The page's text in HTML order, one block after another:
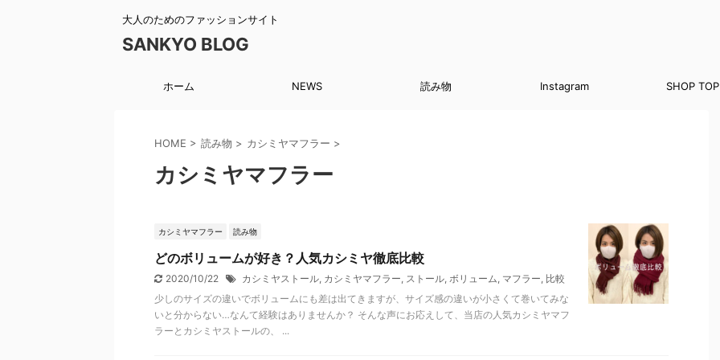
大人のためのファッションサイト
SANKYO BLOG
ホーム NEWS 読み物 Instagram SHOP TOP
HOME > 読み物 > カシミヤマフラー >
カシミヤマフラー
カシミヤマフラー 読み物
どのボリュームが好き？人気カシミヤ徹底比較
2020/10/22 カシミヤストール, カシミヤマフラー, ストール, ボリューム, マフラー, 比較
少しのサイズの違いでボリュームにも差は出てきますが、サイズ感の違いが小さくて巻いてみな
いと分からない…なんて経験はありませんか？ そんな声にお応えして、当店の人気カシミヤマフ
ラーとカシミヤストールの、 ...